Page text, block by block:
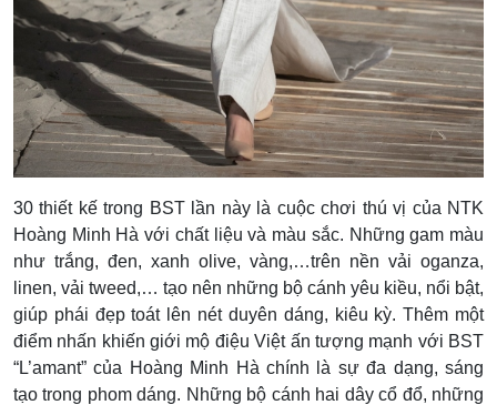
30 thiết kế trong BST lần này là cuộc chơi thú vị của NTK
Hoàng Minh Hà với chất liệu và màu sắc. Những gam màu
như trắng, đen, xanh olive, vàng,…trên nền vải oganza,
linen, vải tweed,… tạo nên những bộ cánh yêu kiều, nổi bật,
giúp phái đẹp toát lên nét duyên dáng, kiêu kỳ. Thêm một
điểm nhấn khiến giới mộ điệu Việt ấn tượng mạnh với BST
“L’amant” của Hoàng Minh Hà chính là sự đa dạng, sáng
tạo trong phom dáng. Những bộ cánh hai dây cổ đổ, những